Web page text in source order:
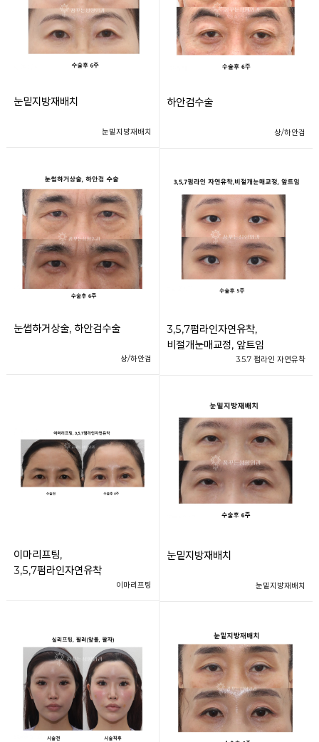
눈밑지방재배치
눈밑지방재배치
하안검수술
상/하안검
눈썹하거상술, 하안검수술
상/하안검
3,5,7펌라인자연유착,
비절개눈매교정, 앞트임
3.5.7 펌라인 자연유착
이마리프팅,
3,5,7펌라인자연유착
이마리프팅
눈밑지방재배치
눈밑지방재배치